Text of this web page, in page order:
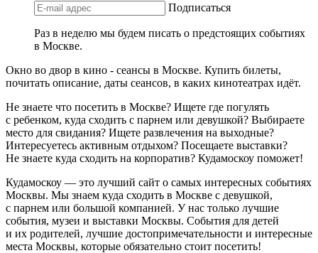
Подписаться
Раз в неделю мы будем писать о предстоящих событиях
в Москве.
Окно во двор в кино - сеансы в Москве. Купить билеты,
почитать описание, даты сеансов, в каких кинотеатрах идёт.
Не знаете что посетить в Москве? Ищете где погулять
с ребенком, куда сходить с парнем или девушкой? Выбираете
место для свидания? Ищете развлечения на выходные?
Интересуетесь активным отдыхом? Посещаете выставки?
Не знаете куда сходить на корпоратив? Кудамоскоу поможет!
Кудамоскоу — это лучший сайт о самых интересных событиях
Москвы. Мы знаем куда сходить в Москве с девушкой,
с парнем или большой компанией. У нас только лучшие
события, музеи и выставки Москвы. События для детей
и их родителей, лучшие достопримечательности и интересные
места Москвы, которые обязательно стоит посетить!